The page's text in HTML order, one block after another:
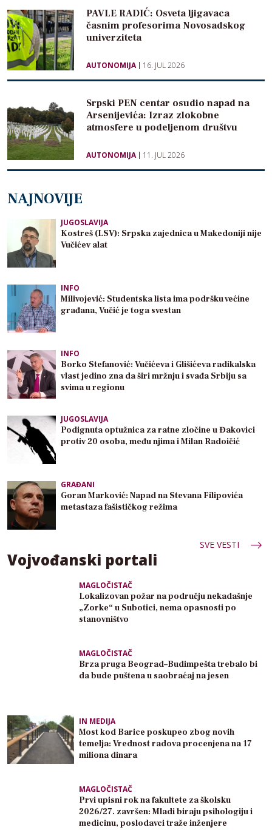
PAVLE RADIĆ: Osveta ljigavaca
časnim profesorima Novosadskog
univerziteta
AUTONOMIJA 16. JUL 2026
Srpski PEN centar osudio napad na
Arsenijevića: Izraz zlokobne
atmosfere u podeljenom društvu
AUTONOMIJA 11. JUL 2026
NAJNOVIJE
JUGOSLAVIJA
Kostreš (LSV): Srpska zajednica u Makedoniji nije
Vučićev alat
INFO
Milivojević: Studentska lista ima podršku većine
građana, Vučić je toga svestan
INFO
Borko Stefanović: Vučićeva i Glišićeva radikalska
vlast jedino zna da širi mržnju i svađa Srbiju sa
svima u regionu
JUGOSLAVIJA
Podignuta optužnica za ratne zločine u Đakovici
protiv 20 osoba, među njima i Milan Radoičić
GRAĐANI
Goran Marković: Napad na Stevana Filipovića
metastaza fašističkog režima
SVE VESTI
Vojvođanski portali
MAGLOČISTAČ
Lokalizovan požar na području nekadašnje
„Zorke“ u Subotici, nema opasnosti po
stanovništvo
MAGLOČISTAČ
Brza pruga Beograd–Budimpešta trebalo bi
da bude puštena u saobraćaj na jesen
IN MEDIJA
Most kod Barice poskupeo zbog novih
temelja: Vrednost radova procenjena na 17
miliona dinara
MAGLOČISTAČ
Prvi upisni rok na fakultete za školsku
2026/27. završen: Mladi biraju psihologiju i
medicinu, poslodavci traže inženjere